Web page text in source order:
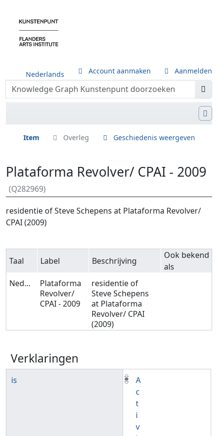
Nederlands Account aanmaken Aanmelden
Item Overleg Geschiedenis weergeven
Plataforma Revolver/ CPAI - 2009
(Q282969)
Ga naar:navigatie,zoeken
residentie of Steve Schepens at Plataforma Revolver/
CPAI (2009)
Taal Label Beschrijving
Ook bekend
als
Nederlands
Plataforma
Revolver/
CPAI - 2009
residentie of
Steve Schepens
at Plataforma
Revolver/ CPAI
(2009)
Verklaringen
is
A
c
t
i
v